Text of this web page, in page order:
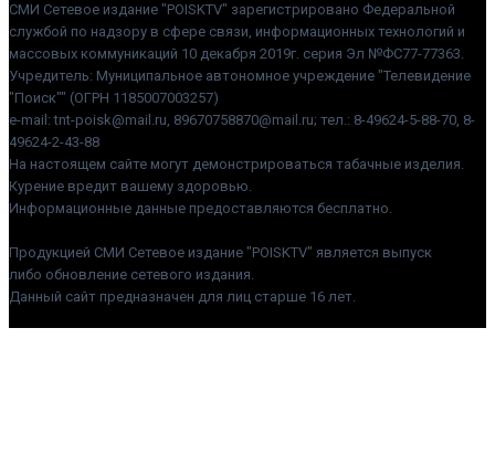
СМИ Сетевое издание "POISKTV" зарегистрировано Федеральной
службой по надзору в сфере связи, информационных технологий и
массовых коммуникаций 10 декабря 2019г. серия Эл №ФС77-77363.
Учредитель: Муниципальное автономное учреждение "Телевидение
"Поиск"" (ОГРН 1185007003257)
e-mail: tnt-poisk@mail.ru, 89670758870@mail.ru; тел.: 8-49624-5-88-70, 8-
49624-2-43-88
На настоящем сайте могут демонстрироваться табачные изделия.
Курение вредит вашему здоровью.
Информационные данные предоставляются бесплатно.
Продукцией СМИ Сетевое издание "POISKTV" является выпуск
либо обновление сетевого издания.
Данный сайт предназначен для лиц старше 16 лет.